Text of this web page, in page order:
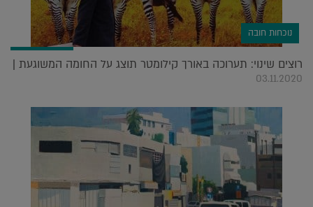
נוכחות חובה
רוצים שינוי: תערוכה באורך קילומטר תוצג על החומה המשוגעת |
03.11.2020